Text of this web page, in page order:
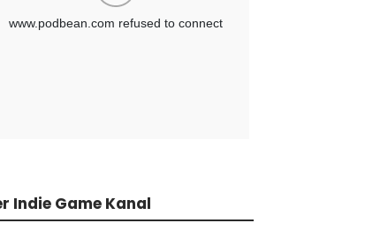
Indie Game Kanal